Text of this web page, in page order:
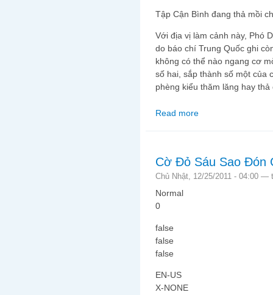
Tập Cận Bình đang thả mồi
Với địa vị làm cảnh này, Phó
do báo chí Trung Quốc ghi
không có thể nào ngang cơ
số hai, sắp thành số một của
phèng kiểu thăm lăng hay
Read more
Cờ Đỏ Sáu Sao Đón
Chủ Nhật, 12/25/2011 - 04:00 —
Normal
0
false
false
false
EN-US
X-NONE